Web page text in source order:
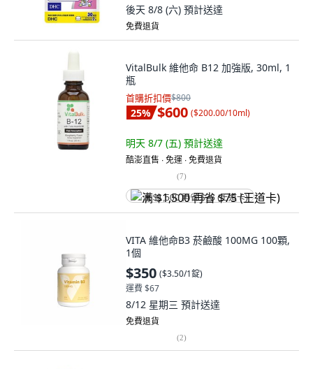
後天 8/8 (六) 預計送達
免費退貨
VitalBulk 維他命 B12 加強版, 30ml, 1
瓶
首購折扣價$800
25% $600 ($200.00/10ml)
明天 8/7 (五) 預計送達
酷澎直售 ∙ 免運 ∙ 免費退貨
(7)
满 $1,500 再省 $75 (王道卡)
VITA 維他命B3 菸鹼酸 100MG 100顆,
1個
$350 ($3.50/1錠)
運費 $67
8/12 星期三 預計送達
免費退貨
(2)